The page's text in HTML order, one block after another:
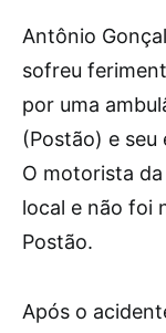
Antônio
sofreu
por uma
(Postão) e seu
O motorista
local e não foi
Postão.
Após o